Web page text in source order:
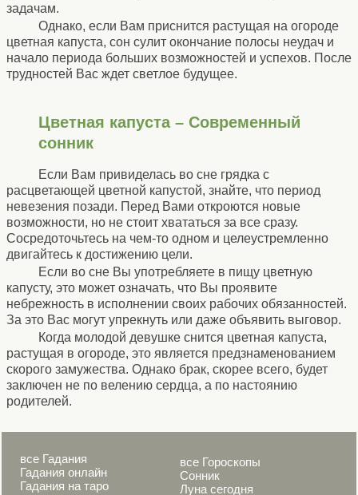
задачам.
Однако, если Вам приснится растущая на огороде
цветная капуста, сон сулит окончание полосы неудач и
начало периода больших возможностей и успехов. После
трудностей Вас ждет светлое будущее.
Цветная капуста – Современный
сонник
Если Вам привиделась во сне грядка с
расцветающей цветной капустой, знайте, что период
невезения позади. Перед Вами откроются новые
возможности, но не стоит хвататься за все сразу.
Сосредоточьтесь на чем-то одном и целеустремленно
двигайтесь к достижению цели.
Если во сне Вы употребляете в пищу цветную
капусту, это может означать, что Вы проявите
небрежность в исполнении своих рабочих обязанностей.
За это Вас могут упрекнуть или даже объявить выговор.
Когда молодой девушке снится цветная капуста,
растущая в огороде, это является предзнаменованием
скорого замужества. Однако брак, скорее всего, будет
заключен не по велению сердца, а по настоянию
родителей.
все Гадания
Гадания онлайн
Гадания на таро
все Гороскопы
Сонник
Луна сегодня